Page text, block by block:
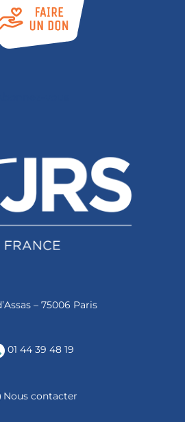
– 75006 Paris
01 44 39 48 19
Nous contacter